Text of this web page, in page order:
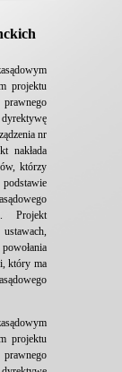
projektu
nr
nakłada
którzy
Projekt
który ma
projektu